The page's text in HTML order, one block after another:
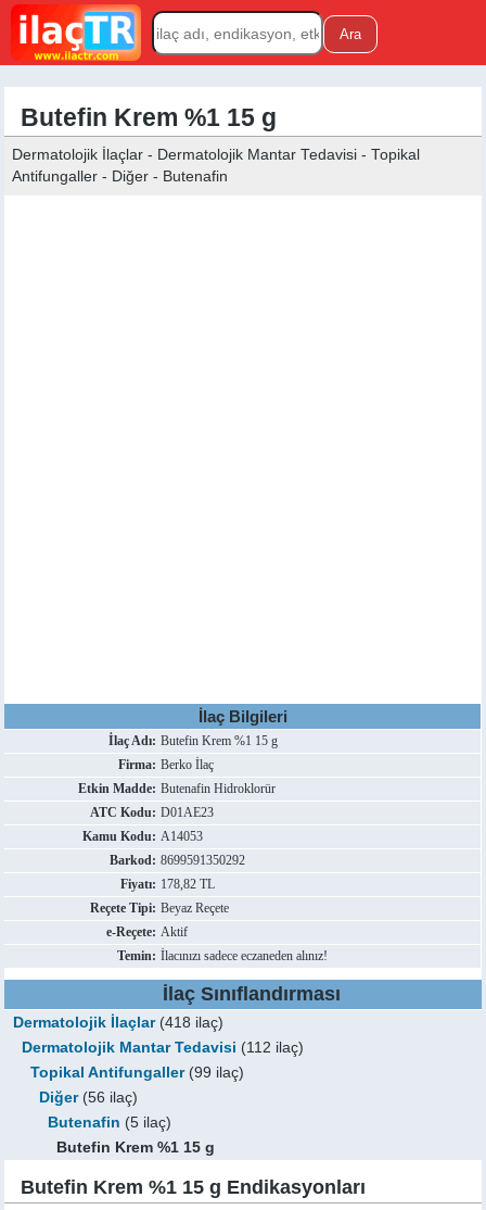
Butefin Krem %1 15 g
Dermatolojik İlaçlar - Dermatolojik Mantar Tedavisi - Topikal
Antifungaller - Diğer - Butenafin
İlaç Bilgileri
İlaç Adı: Butefin Krem %1 15 g
Firma: Berko İlaç
Etkin Madde: Butenafin Hidroklorür
ATC Kodu: D01AE23
Kamu Kodu: A14053
Barkod: 8699591350292
Fiyatı: 178,82 TL
Reçete Tipi: Beyaz Reçete
e-Reçete: Aktif
Temin: İlacınızı sadece eczaneden alınız!
İlaç Sınıflandırması
Dermatolojik İlaçlar(418 ilaç)
Dermatolojik Mantar Tedavisi (112 ilaç)
Topikal Antifungaller(99 ilaç)
Diğer(56 ilaç)
Butenafin (5 ilaç)
Butefin Krem %1 15 g
Butefin Krem %1 15 g Endikasyonları